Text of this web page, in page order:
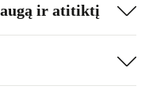
ir atitiktį